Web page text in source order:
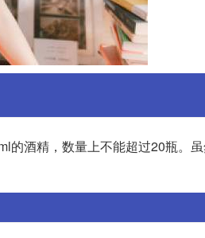
酒精，数量上不能超过20瓶。